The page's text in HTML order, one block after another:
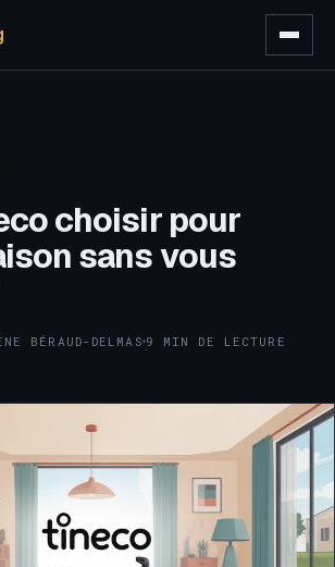
choisir pour
sans vous
BÉRAUD-DELMAS ·
9 MIN DE LECTURE